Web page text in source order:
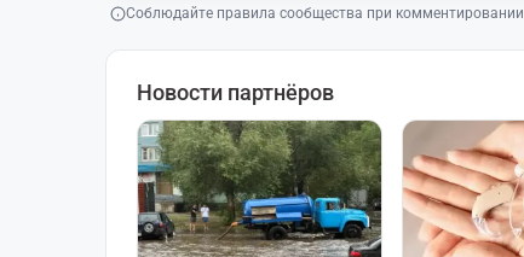
Соблюдайте правила сообщества при комментировании